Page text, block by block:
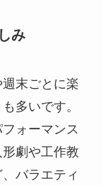
み
末ごとに楽
多いです。
ォーマンス
劇や工作教
バラエティ